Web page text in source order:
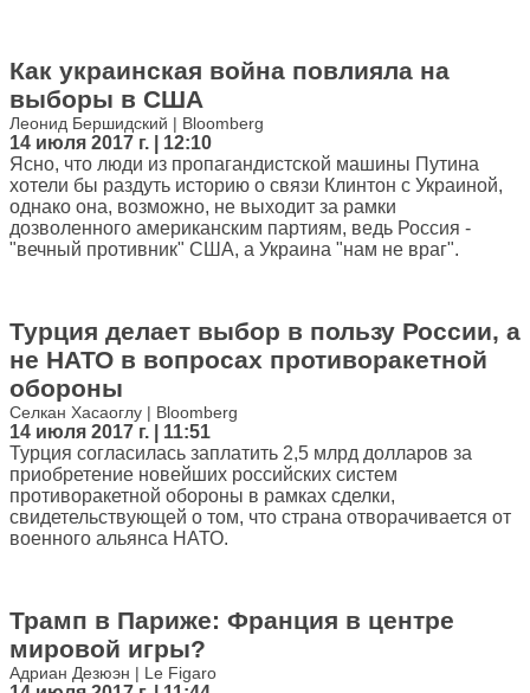
Как украинская война повлияла на
выборы в США
Леонид Бершидский | Bloomberg
14 июля 2017 г. | 12:10
Ясно, что люди из пропагандистской машины Путина
хотели бы раздуть историю о связи Клинтон с Украиной,
однако она, возможно, не выходит за рамки
дозволенного американским партиям, ведь Россия -
"вечный противник" США, а Украина "нам не враг".
Турция делает выбор в пользу России, а
не НАТО в вопросах противоракетной
обороны
Селкан Хасаоглу | Bloomberg
14 июля 2017 г. | 11:51
Турция согласилась заплатить 2,5 млрд долларов за
приобретение новейших российских систем
противоракетной обороны в рамках сделки,
свидетельствующей о том, что страна отворачивается от
военного альянса НАТО.
Трамп в Париже: Франция в центре
мировой игры?
Адриан Дезюэн | Le Figaro